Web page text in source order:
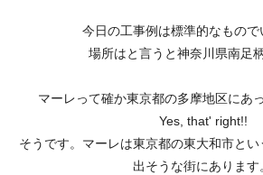
今日の工事例は標準的なもので
場所はと言うと神奈川県南足
マーレって確か東京都の多摩地区にあ
Yes, that' right!!
そうです。マーレは東京都の東大和市と
出そうな街にあります